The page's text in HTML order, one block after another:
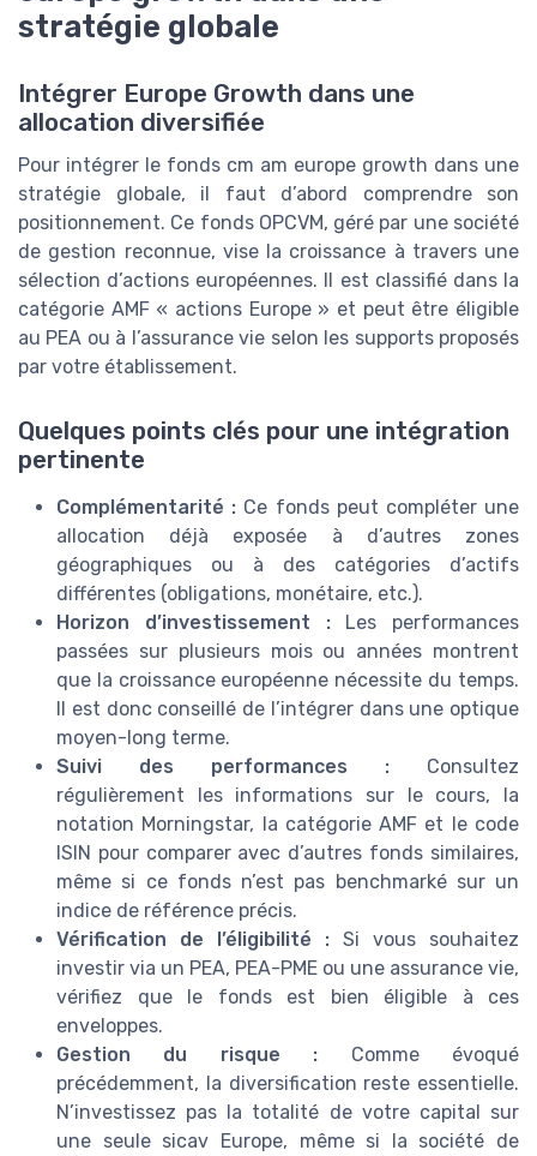
stratégie globale
Intégrer Europe Growth dans une
allocation diversifiée
Pour intégrer le fonds cm am europe growth dans une
stratégie globale, il faut d’abord comprendre son
positionnement. Ce fonds OPCVM, géré par une société
de gestion reconnue, vise la croissance à travers une
sélection d’actions européennes. Il est classifié dans la
catégorie AMF « actions Europe » et peut être éligible
au PEA ou à l’assurance vie selon les supports proposés
par votre établissement.
Quelques points clés pour une intégration
pertinente
Complémentarité : Ce fonds peut compléter une
allocation déjà exposée à d’autres zones
géographiques ou à des catégories d’actifs
différentes (obligations, monétaire, etc.).
Horizon d’investissement :Les performances
passées sur plusieurs mois ou années montrent
que la croissance européenne nécessite du temps.
Il est donc conseillé de l’intégrer dans une optique
moyen-long terme.
Suivi des performances : Consultez
régulièrement les informations sur le cours, la
notation Morningstar, la catégorie AMF et le code
ISIN pour comparer avec d’autres fonds similaires,
même si ce fonds n’est pas benchmarké sur un
indice de référence précis.
Vérification de l’éligibilité : Si vous souhaitez
investir via un PEA, PEA-PME ou une assurance vie,
vérifiez que le fonds est bien éligible à ces
enveloppes.
Gestion du risque : Comme évoqué
précédemment, la diversification reste essentielle.
N’investissez pas la totalité de votre capital sur
une seule sicav Europe, même si la société de